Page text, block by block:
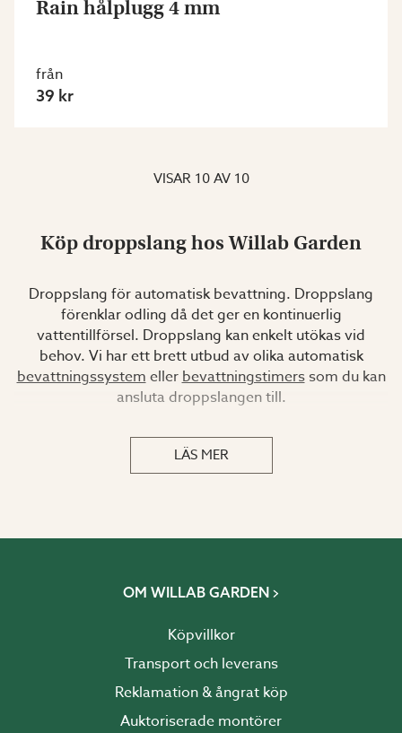
Rain hålplugg 4 mm
från
39 kr
VISAR 10 AV 10
Köp droppslang hos Willab Garden
Droppslang för automatisk bevattning. Droppslang
förenklar odling då det ger en kontinuerlig
vattentillförsel. Droppslang kan enkelt utökas vid
behov. Vi har ett brett utbud av olika automatisk
bevattningssystemellerbevattningstimerssom du kan
ansluta droppslangen till.
LÄS MER
OM WILLAB GARDEN
Köpvillkor
Transport och leverans
Reklamation & ångrat köp
Auktoriserade montörer